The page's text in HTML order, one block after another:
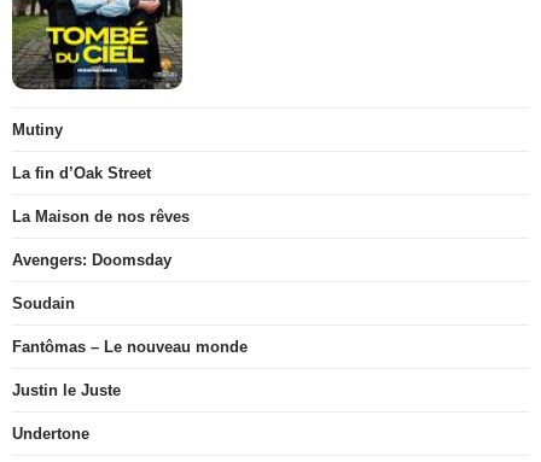
Mutiny
La fin d’Oak Street
La Maison de nos rêves
Avengers: Doomsday
Soudain
Fantômas – Le nouveau monde
Justin le Juste
Undertone